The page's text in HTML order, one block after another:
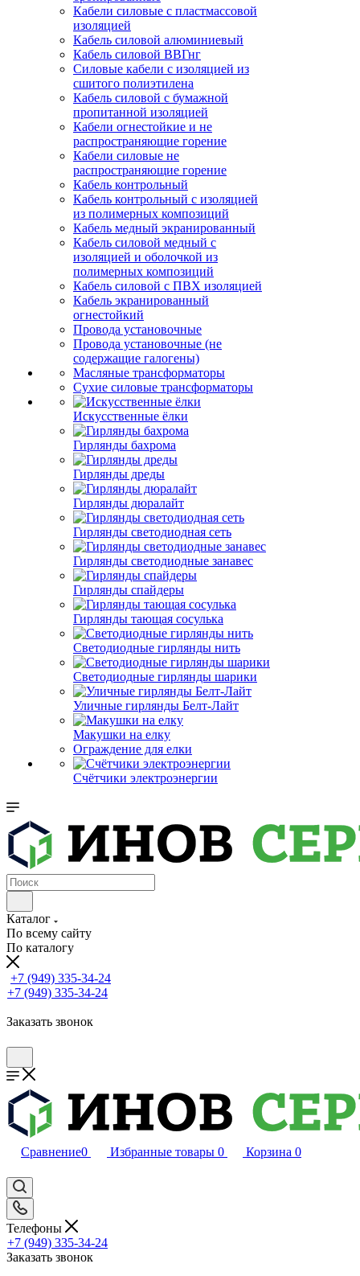
Кабели силовые с пластмассовой
изоляцией
Кабель силовой алюминиевый
Кабель силовой ВВГнг
Силовые кабели с изоляцией из
сшитого полиэтилена
Кабель силовой с бумажной
пропитанной изоляцией
Кабели огнестойкие и не
распространяющие горение
Кабели силовые не
распространяющие горение
Кабель контрольный
Кабель контрольный с изоляцией
из полимерных композиций
Кабель медный экранированный
Кабель силовой медный с
изоляцией и оболочкой из
полимерных композиций
Кабель силовой с ПВХ изоляцией
Кабель экранированный
огнестойкий
Провода установочные
Провода установочные (не
содержащие галогены)
Масляные трансформаторы
Сухие силовые трансформаторы
Искусственные ёлки
Гирлянды бахрома
Гирлянды дреды
Гирлянды дюралайт
Гирлянды светодиодная сеть
Гирлянды светодиодные занавес
Гирлянды спайдеры
Гирлянды тающая сосулька
Светодиодные гирлянды нить
Светодиодные гирлянды шарики
Уличные гирлянды Белт-Лайт
Макушки на елку
Ограждение для елки
Счётчики электроэнергии
Каталог
По всему сайту
По каталогу
+7 (949) 335-34-24
+7 (949) 335-34-24
Заказать звонок
Сравнение0 Избранные товары 0 Корзина 0
Телефоны
+7 (949) 335-34-24
Заказать звонок